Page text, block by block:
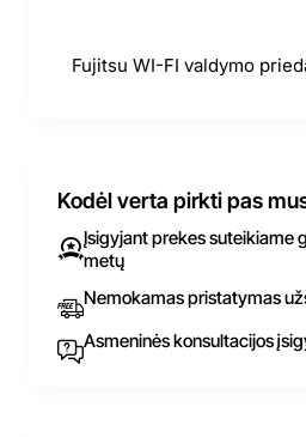
Fujitsu WI-FI valdymo
Kodėl verta pirkti pas
Įsigyjant prekes suteikiame
metų
Nemokamas pristatymas
Asmeninės konsultacijos